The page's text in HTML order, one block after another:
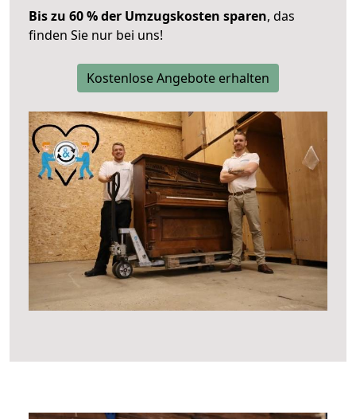
Bis zu 60 % der Umzugskosten sparen, das
finden Sie nur bei uns!
Kostenlose Angebote erhalten